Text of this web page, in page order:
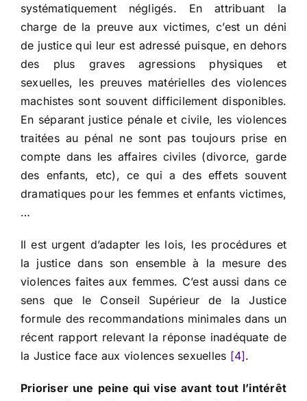
systématiquement négligés. En attribuant la
charge de la preuve aux victimes, c’est un déni
de justice qui leur est adressé puisque, en dehors
des plus graves agressions physiques et
sexuelles, les preuves matérielles des violences
machistes sont souvent difficilement disponibles.
En séparant justice pénale et civile, les violences
traitées au pénal ne sont pas toujours prise en
compte dans les affaires civiles (divorce, garde
des enfants, etc), ce qui a des effets souvent
dramatiques pour les femmes et enfants victimes,
…
Il est urgent d’adapter les lois, les procédures et
la justice dans son ensemble à la mesure des
violences faites aux femmes. C’est aussi dans ce
sens que le Conseil Supérieur de la Justice
formule des recommandations minimales dans un
récent rapport relevant la réponse inadéquate de
la Justice face aux violences sexuelles [4].
Prioriser une peine qui vise avant tout l’intérêt